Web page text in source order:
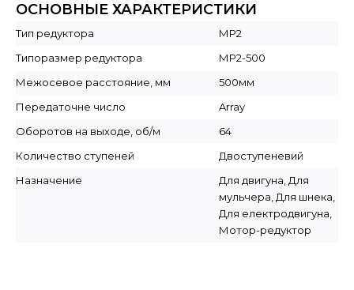
ОСНОВНЫЕ ХАРАКТЕРИСТИКИ
Тип редуктора
МР2
Типоразмер редуктора
МР2-500
Межосевое расстояние, мм
500мм
Передаточне число
Array
Оборотов на выходе, об/м
64
Количество ступеней
Двоступеневий
Назначение
Для двигуна, Для
мульчера, Для шнека,
Для електродвигуна,
Мотор-редуктор